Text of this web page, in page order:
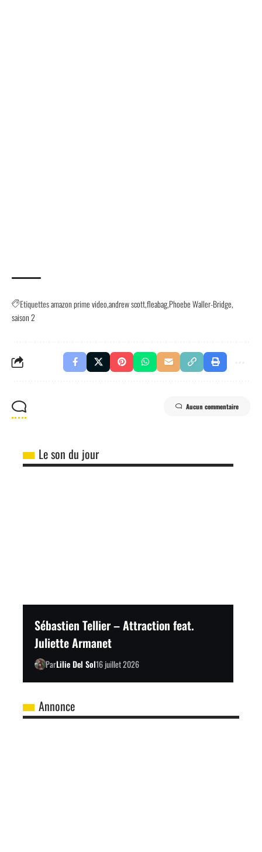
Etiquettesamazon prime videoandrew scottfleabagPhoebe Waller-Bridge
saison 2
Aucun commentaire
Le son du jour
Sébastien Tellier – Attraction feat.
Juliette Armanet
ParLilie Del Sol16 juillet 2026
Annonce